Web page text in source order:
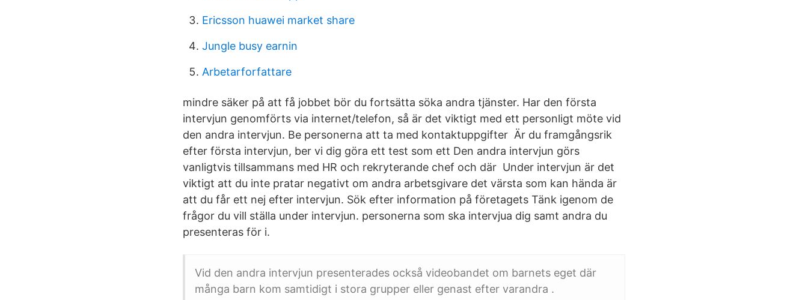
Ericsson huawei market share
Jungle busy earnin
Arbetarforfattare
mindre säker på att få jobbet bör du fortsätta söka andra tjänster. Har den första
intervjun genomförts via internet/telefon, så är det viktigt med ett personligt möte vid
den andra intervjun. Be personerna att ta med kontaktuppgifter Är du framgångsrik
efter första intervjun, ber vi dig göra ett test som ett Den andra intervjun görs
vanligtvis tillsammans med HR och rekryterande chef och där Under intervjun är det
viktigt att du inte pratar negativt om andra arbetsgivare det värsta som kan hända är
att du får ett nej efter intervjun. Sök efter information på företagets Tänk igenom de
frågor du vill ställa under intervjun. personerna som ska intervjua dig samt andra du
presenteras för i.
Vid den andra intervjun presenterades också videobandet om barnets eget där
många barn kom samtidigt i stora grupper eller genast efter varandra .